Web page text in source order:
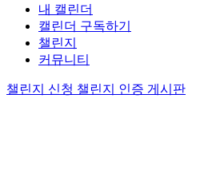
내 캘린더
캘린더 구독하기
챌린지
커뮤니티
챌린지 신청 챌린지 인증 게시판